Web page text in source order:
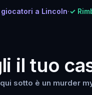
a Lincoln·✓
il tuo
sotto è un murder